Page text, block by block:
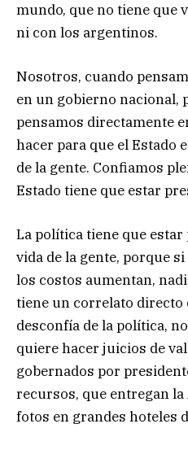
mundo, que no tiene que
ni con los argentinos.
Nosotros, cuando
en un gobierno nacional,
pensamos directamente
hacer para que el Estado
de la gente. Confiamos
Estado tiene que estar
La política tiene que estar
vida de la gente, porque
los costos aumentan,
tiene un correlato directo
desconfía de la política,
quiere hacer juicios de
gobernados por
recursos, que entregan
fotos en grandes hoteles